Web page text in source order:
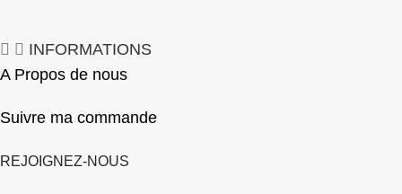
INFORMATIONS
A Propos de nous
Suivre ma commande
REJOIGNEZ-NOUS